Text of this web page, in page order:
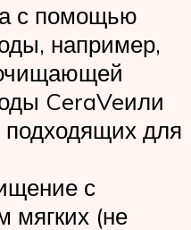
с помощью
например,
CeraVeили
подходящих для
с
мягких (не